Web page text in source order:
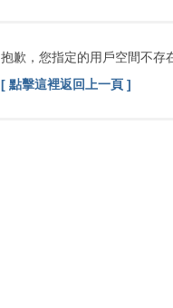
索
抱歉，您指定的用戶空間不存
[ 點擊這裡返回上一頁 ]